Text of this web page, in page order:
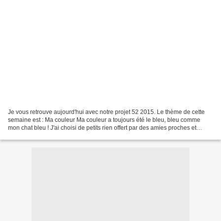
Je vous retrouve aujourd'hui avec notre projet 52 2015. Le thème de cette
semaine est : Ma couleur Ma couleur a toujours été le bleu, bleu comme
mon chat bleu ! J'ai choisi de petits rien offert par des amies proches et